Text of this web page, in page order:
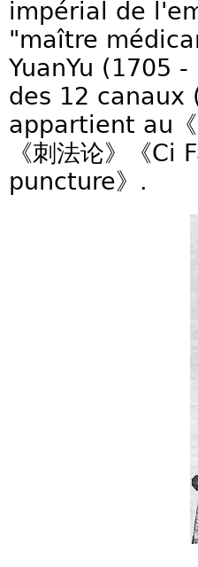
impérial de
"maître
YuanYu (1705
des 12 canaux
appartient au
《刺法论》《
puncture》.